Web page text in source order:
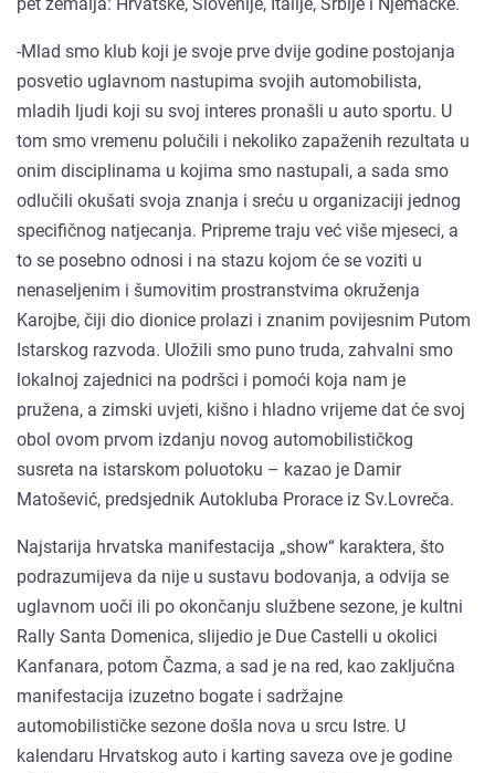
-Mlad smo klub koji je svoje prve dvije godine postojanja
posvetio uglavnom nastupima svojih automobilista,
mladih ljudi koji su svoj interes pronašli u auto sportu. U
tom smo vremenu polučili i nekoliko zapaženih rezultata u
onim disciplinama u kojima smo nastupali, a sada smo
odlučili okušati svoja znanja i sreću u organizaciji jednog
specifičnog natjecanja. Pripreme traju već više mjeseci, a
to se posebno odnosi i na stazu kojom će se voziti u
nenaseljenim i šumovitim prostranstvima okruženja
Karojbe, čiji dio dionice prolazi i znanim povijesnim Putom
Istarskog razvoda. Uložili smo puno truda, zahvalni smo
lokalnoj zajednici na podršci i pomoći koja nam je
pružena, a zimski uvjeti, kišno i hladno vrijeme dat će svoj
obol ovom prvom izdanju novog automobilističkog
susreta na istarskom poluotoku – kazao je Damir
Matošević, predsjednik Autokluba Prorace iz Sv.Lovreča.
Najstarija hrvatska manifestacija „show“ karaktera, što
podrazumijeva da nije u sustavu bodovanja, a odvija se
uglavnom uoči ili po okončanju službene sezone, je kultni
Rally Santa Domenica, slijedio je Due Castelli u okolici
Kanfanara, potom Čazma, a sad je na red, kao zaključna
manifestacija izuzetno bogate i sadržajne
automobilističke sezone došla nova u srcu Istre. U
kalendaru Hrvatskog auto i karting saveza ove je godine